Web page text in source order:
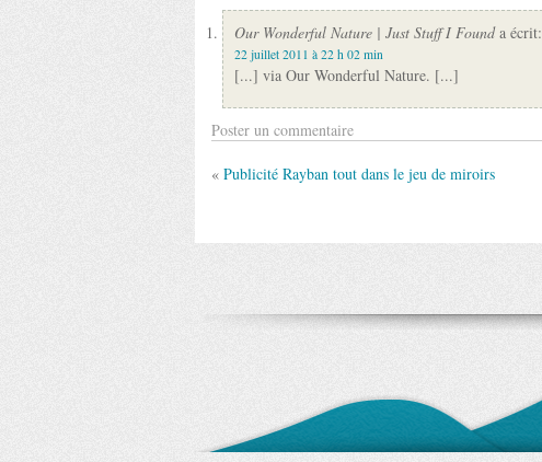
Our Wonderful Nature | Just Stuff I Founda écrit:
22 juillet 2011 à 22 h 02 min
[...] via Our Wonderful Nature. [...]
Poster un commentaire
« Publicité Rayban tout dans le jeu de miroirs